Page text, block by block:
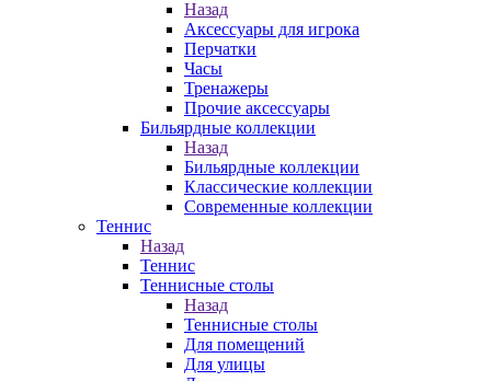
Назад
Аксессуары для игрока
Перчатки
Часы
Тренажеры
Прочие аксессуары
Бильярдные коллекции
Назад
Бильярдные коллекции
Классические коллекции
Современные коллекции
Теннис
Назад
Теннис
Теннисные столы
Назад
Теннисные столы
Для помещений
Для улицы